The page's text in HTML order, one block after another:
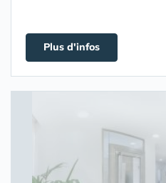
Plus d'infos